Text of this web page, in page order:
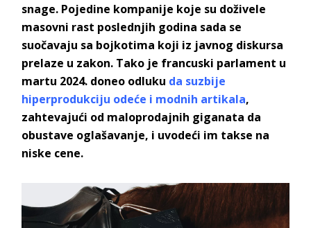
snage. Pojedine kompanije koje su doživele
masovni rast poslednjih godina sada se
suočavaju sa bojkotima koji iz javnog diskursa
prelaze u zakon. Tako je francuski parlament u
martu 2024. doneo odluku da suzbije
hiperprodukciju odeće i modnih artikala,
zahtevajući od maloprodajnih giganata da
obustave oglašavanje, i uvodeći im takse na
niske cene.